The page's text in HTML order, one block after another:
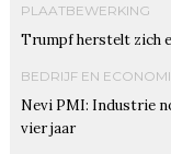
PLAATBEWERKING
Trumpf herstelt zich
BEDRIJF EN
Nevi PMI: Industrie
vier jaar